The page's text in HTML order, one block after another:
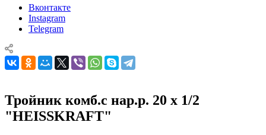
Вконтакте
Instagram
Telegram
Тройник комб.с нар.р. 20 х 1/2
"HEISSKRAFT"